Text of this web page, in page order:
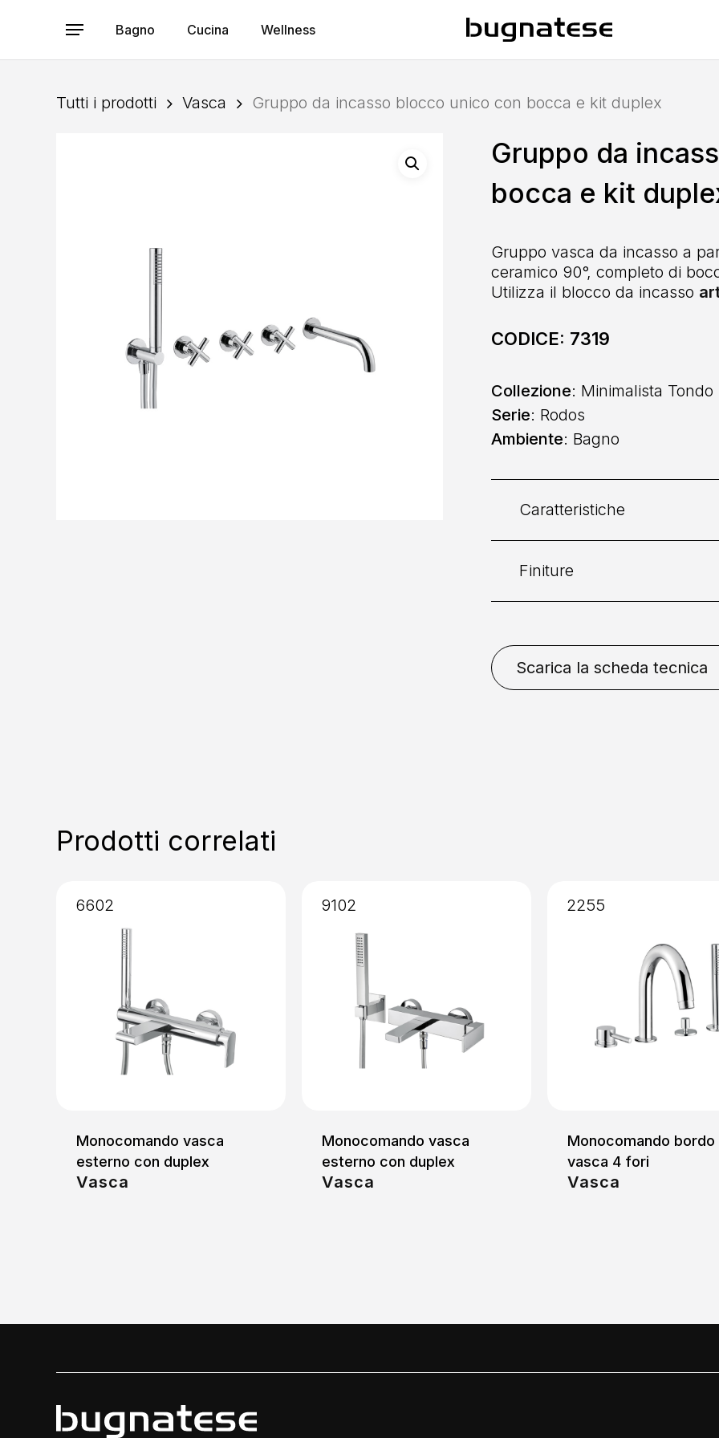
Menu Bagno Cucina Wellness
Tutti i prodotti Vasca Gruppo da incasso blocco unico con bocca e kit duplex
Gruppo da
bocca e kit
Gruppo vasca da incasso a
ceramico 90°, completo di
Utilizza il blocco da incasso
CODICE: 7319
Collezione: Minimalista Tondo
Serie: Rodos
Ambiente: Bagno
Caratteristiche
Comando : Doppio
Finiture
Bianco Opaco Bronzo
Spazzolato
Rame
Scarica la scheda tecnica
Prodotti correlati
Monocomando vasca
esterno con duplex
Vasca
6602
Monocomando vasca
esterno con duplex
Vasca
9102
Monocomando bordo
vasca 4 fori
Vasca
2255